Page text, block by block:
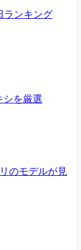
ランキング
シを厳選
のモデルが見